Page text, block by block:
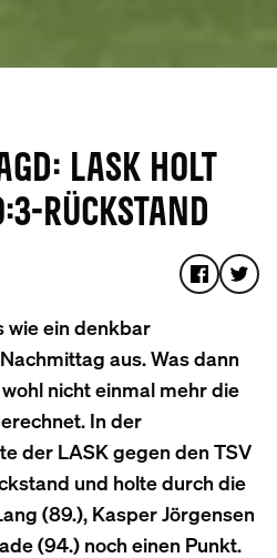
LASK HOLT
RÜCKSTAND
wie ein denkbar
aus. Was dann
nicht einmal mehr die
In der
der LASK gegen den TSV
und holte durch die
(89.), Kasper Jörgensen
(94.) noch einen Punkt.